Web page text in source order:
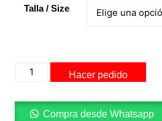
Talla / Size
FIKOR
cantidad
Hacer pedido
Compra desde Whatsapp